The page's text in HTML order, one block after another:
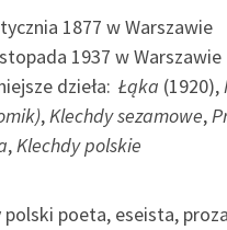
1877 w Warszawie
1937 w Warszawie
dzieła: Łąka (1920),
,Klechdy sezamowe,
,Klechdy polskie
polski poeta, eseista,
spocząć, w
leśna (tomik),